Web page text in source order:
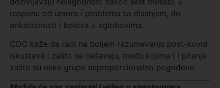
rasponu od umora i problema sa disanjem, do
anksioznosti i bolova u zglobovima.
CDC kaže da radi na boljem razumevanju post-kovid
iskustava i zašto se dešavaju, među kojima i i pitanje
zašto su neke grupe neproporcionalno pogođene.